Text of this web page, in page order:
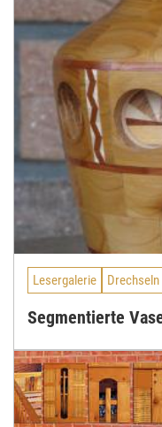
Lesergalerie Drechseln
Segmentierte